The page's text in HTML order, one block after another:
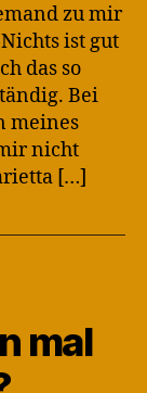
zu mir
ist gut
das so
Bei
meines
nicht
[…]
mal